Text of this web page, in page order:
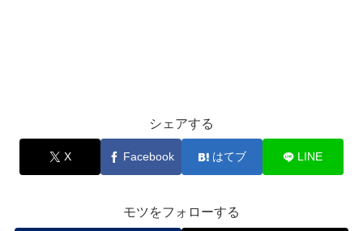
シェアする
X Facebook はてブ LINE
モツをフォローする